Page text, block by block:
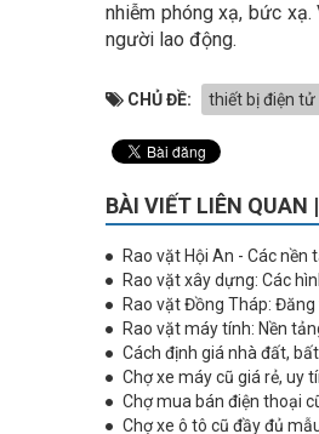
nhiễm phóng xạ, bức
người lao động.
CHỦ ĐỀ: thiết bị điện tử
BÀI VIẾT LIÊN QUAN |
Rao vặt Hội An - Các
Rao vặt xây dựng: Các
Rao vặt Đồng Tháp:
Rao vặt máy tính: Nền
Cách định giá nhà đất,
Chợ xe máy cũ giá rẻ, uy
Chợ mua bán điện thoại
Chợ xe ô tô cũ đầy đủ